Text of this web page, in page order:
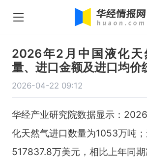
2026年2月中国液化天
量、进口金额及进口均价
2026-04-22 09:12
华经产业研究院数据显示：
化天然气进口数量为1053万吨
517837.8万美元，相比上年同期